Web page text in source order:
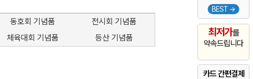
BEST →
최저가를
약속드립니다
카드 간편결제
동호회 기념품
전시회 기념품
체육대회 기념품 등산 기념품